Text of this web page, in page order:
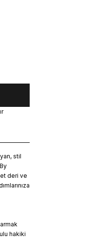
stil
deri ve
hakiki